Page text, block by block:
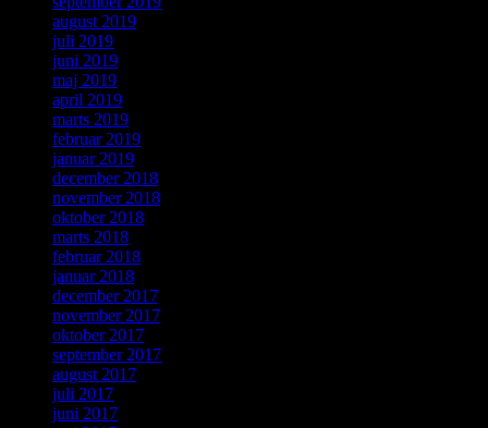
august 2019
juli 2019
juni 2019
maj 2019
april 2019
marts 2019
februar 2019
januar 2019
december 2018
november 2018
oktober 2018
marts 2018
februar 2018
januar 2018
december 2017
november 2017
oktober 2017
september 2017
august 2017
juli 2017
juni 2017